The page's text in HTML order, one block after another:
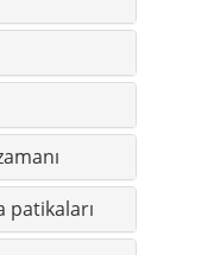
patikaları